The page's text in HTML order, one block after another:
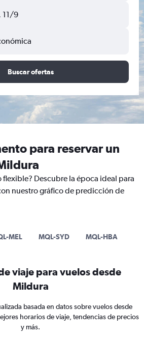
11/9
Buscar ofertas
para reservar un
flexible? Descubre la época ideal para
nuestro gráfico de predicción de
MEL MQL-SYD MQL-HBA
viaje para vuelos desde
Mildura
basada en datos sobre vuelos desde
horarios de viaje, tendencias de precios
y más.